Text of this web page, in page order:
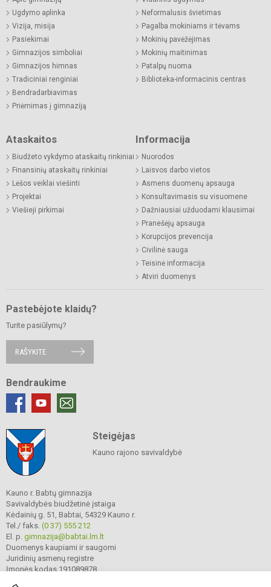
Ugdymo aplinka
Vizija, misija
Pasiekimai
Gimnazijos simboliai
Gimnazijos himnas
Tradiciniai renginiai
Bendradarbiavimas
Priėmimas į gimnaziją
Neformalusis švietimas
Pagalba mokiniams ir tėvams
Mokinių pavėžėjimas
Mokinių maitinimas
Patalpų nuoma
Biblioteka-informacinis centras
Ataskaitos
Biudžeto vykdymo ataskaitų rinkiniai
Finansinių ataskaitų rinkiniai
Lėšos veiklai viešinti
Projektai
Viešieji pirkimai
Informacija
Nuorodos
Laisvos darbo vietos
Asmens duomenų apsauga
Konsultavimasis su visuomene
Dažniausiai užduodami klausimai
Pranešėjų apsauga
Korupcijos prevencija
Civilinė sauga
Teisinė informacija
Atviri duomenys
Pastebėjote klaidų?
Turite pasiūlymų?
RAŠYKITE
Bendraukime
Steigėjas
Kauno rajono savivaldybė
Kauno r. Babtų gimnazija
Savivaldybės biudžetinė įstaiga
Kėdainių g. 51, Babtai, 54329 Kauno r.
Tel./ faks. (0 37) 555 212
El. p. gimnazija@babtai.lm.lt
Duomenys kaupiami ir saugomi
Juridinių asmenų registre
Įmonės kodas 191089878